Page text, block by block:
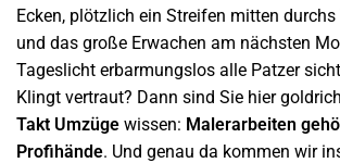
Ecken, plötzlich ein Streifen mitten
und das große Erwachen am nächsten
Tageslicht erbarmungslos alle Patzer
Klingt vertraut? Dann sind Sie hier
Takt Umzüge wissen: Malerarbeiten
Profihände. Und genau da kommen wir